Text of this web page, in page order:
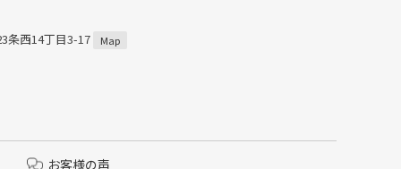
条西14丁目3-17 Map
お客様の声